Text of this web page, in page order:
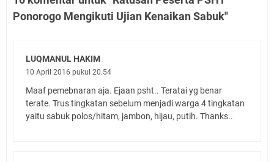
Ponorogo Mengikuti Ujian Kenaikan Sabuk"
LUQMANUL HAKIM
10 April 2016 pukul 20.54
Maaf pemebnaran aja. Ejaan psht.. Teratai yg benar
terate. Trus tingkatan sebelum menjadi warga 4 tingkatan
yaitu sabuk polos/hitam, jambon, hijau, putih. Thanks..